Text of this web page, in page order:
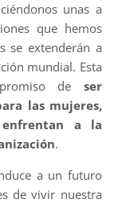
unas a
que hemos
se extenderán a
mundial. Esta
de ser
las mujeres,
a la
.
a un futuro
de vivir nuestra